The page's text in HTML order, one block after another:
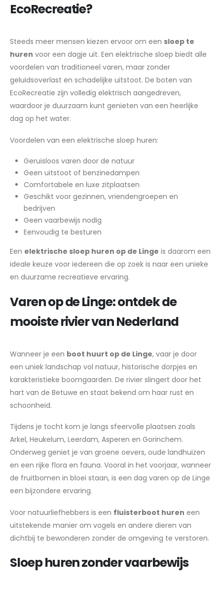
EcoRecreatie?
Steeds meer mensen kiezen ervoor om een sloep te
huren voor een dagje uit. Een elektrische sloep biedt alle
voordelen van traditioneel varen, maar zonder
geluidsoverlast en schadelijke uitstoot. De boten van
EcoRecreatie zijn volledig elektrisch aangedreven,
waardoor je duurzaam kunt genieten van een heerlijke
dag op het water.
Voordelen van een elektrische sloep huren:
Geruisloos varen door de natuur
Geen uitstoot of benzinedampen
Comfortabele en luxe zitplaatsen
Geschikt voor gezinnen, vriendengroepen en
bedrijven
Geen vaarbewijs nodig
Eenvoudig te besturen
Een elektrische sloep huren op de Linge is daarom een
ideale keuze voor iedereen die op zoek is naar een unieke
en duurzame recreatieve ervaring.
Varen op de Linge: ontdek de
mooiste rivier van Nederland
Wanneer je een boot huurt op de Linge, vaar je door
een uniek landschap vol natuur, historische dorpjes en
karakteristieke boomgaarden. De rivier slingert door het
hart van de Betuwe en staat bekend om haar rust en
schoonheid.
Tijdens je tocht kom je langs sfeervolle plaatsen zoals
Arkel, Heukelum, Leerdam, Asperen en Gorinchem.
Onderweg geniet je van groene oevers, oude landhuizen
en een rijke flora en fauna. Vooral in het voorjaar, wanneer
de fruitbomen in bloei staan, is een dag varen op de Linge
een bijzondere ervaring.
Voor natuurliefhebbers is een fluisterboot huren een
uitstekende manier om vogels en andere dieren van
dichtbij te bewonderen zonder de omgeving te verstoren.
Sloep huren zonder vaarbewijs